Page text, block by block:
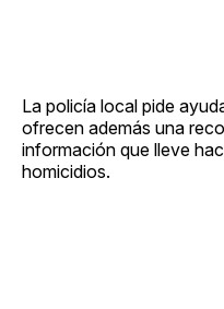
La policía local pide
ofrecen además una
información que lleve
homicidios.